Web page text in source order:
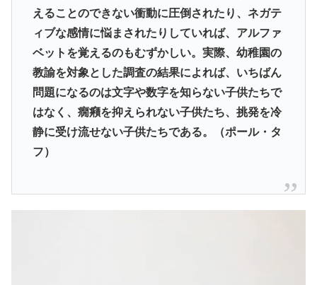
えることのできない衝動に圧倒されたり、ネガテ
ィブな感情に悩まされたりしていれば、アルファ
ベットを覚えるのもむずかしい。実際、幼稚園の
教諭を対象とした調査の結果によれば、いちばん
問題になるのは文字や数字を知らない子供たちで
はなく、癇癪を抑えられない子供たち、挑発を冷
静に受け流せない子供たちである。（ポール・タ
フ）